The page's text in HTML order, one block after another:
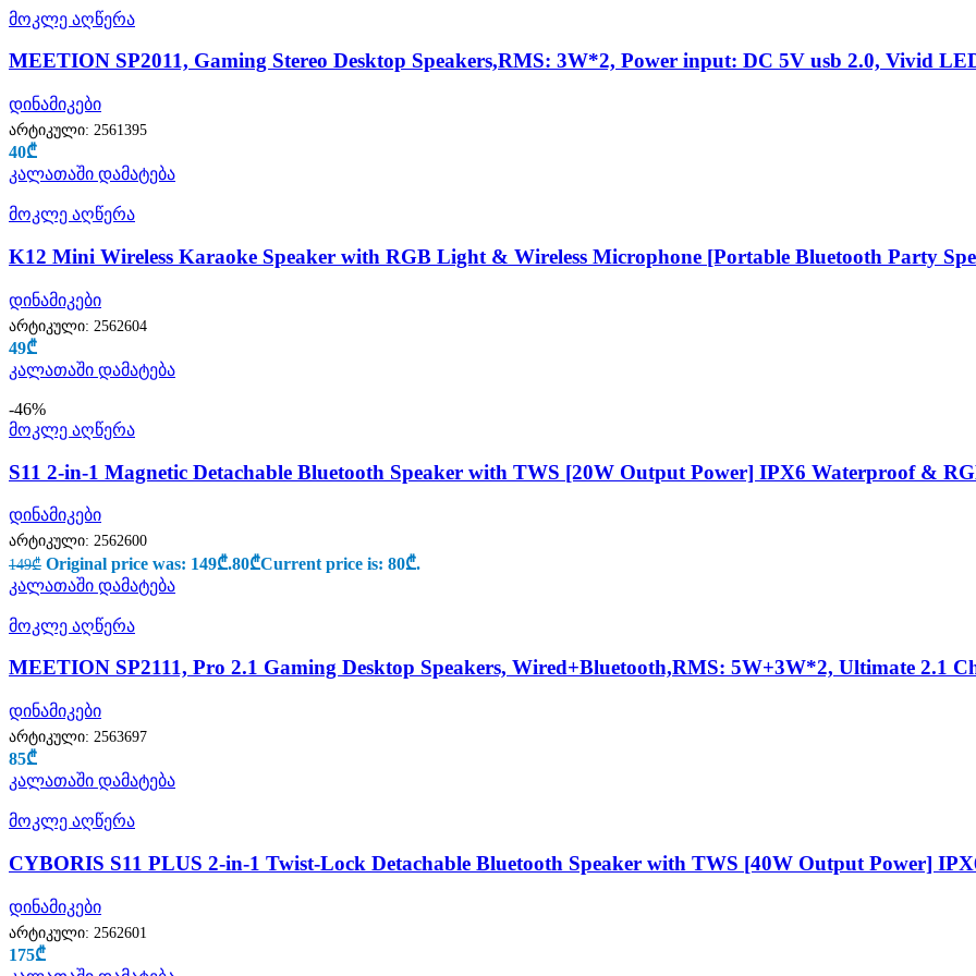
მოკლე აღწერა
MEETION SP2011, Gaming Stereo Desktop Speakers,RMS: 3W*2, Power input: DC 5V usb 2.0, Vivid
დინამიკები
არტიკული: 2561395
40₾
კალათაში დამატება
მოკლე აღწერა
K12 Mini Wireless Karaoke Speaker with RGB Light & Wireless Microphone [Portable Bluetooth Party
დინამიკები
არტიკული: 2562604
49₾
კალათაში დამატება
-46%
მოკლე აღწერა
S11 2-in-1 Magnetic Detachable Bluetooth Speaker with TWS [20W Output Power] IPX6 Waterproof &
დინამიკები
არტიკული: 2562600
149₾ Original price was: 149₾.80₾Current price is: 80₾.
კალათაში დამატება
მოკლე აღწერა
MEETION SP2111, Pro 2.1 Gaming Desktop Speakers, Wired+Bluetooth,RMS: 5W+3W*2, Ultimate 2.1
დინამიკები
არტიკული: 2563697
85₾
კალათაში დამატება
მოკლე აღწერა
CYBORIS S11 PLUS 2-in-1 Twist-Lock Detachable Bluetooth Speaker with TWS [40W Output Power]
დინამიკები
არტიკული: 2562601
175₾